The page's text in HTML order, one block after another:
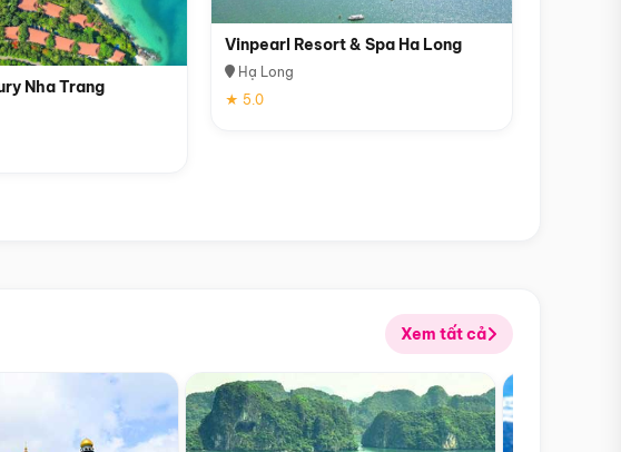
Nha Trang
Vinpearl Resort & Spa Ha Long
Hạ Long
★ 5.0
Xem tất cả